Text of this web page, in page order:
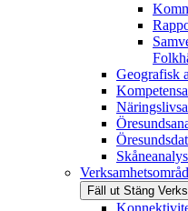
Geografisk
Fäll ut Stäng